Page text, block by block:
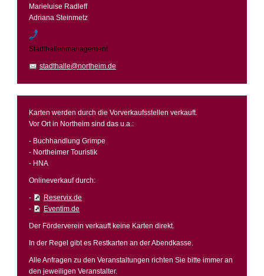
Marieluise Radleff
Adriana Steinmetz
Stadthallenmanagement
stadthalle@northeim.de
Karten werden durch die Vorverkaufsstellen verkauft.
Vor Ort in Northeim sind das u.a.:
- Buchhandlung Grimpe
- Northeimer Touristik
- HNA
Onlineverkauf durch:
-
Reservix.de
-
Eventim.de
Der Förderverein verkauft keine Karten direkt.
In der Regel gibt es Restkarten an der Abendkasse.
Alle Anfragen zu den Veranstaltungen richten Sie bitte immer an
den jeweiligen Veranstalter.